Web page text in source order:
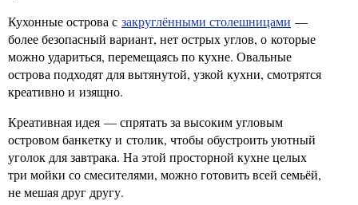
Кухонные острова с закруглёнными столешницами —
более безопасный вариант, нет острых углов, о которые
можно удариться, перемещаясь по кухне. Овальные
острова подходят для вытянутой, узкой кухни, смотрятся
креативно и изящно.
Креативная идея — спрятать за высоким угловым
островом банкетку и столик, чтобы обустроить уютный
уголок для завтрака. На этой просторной кухне целых
три мойки со смесителями, можно готовить всей семьёй,
не мешая друг другу.